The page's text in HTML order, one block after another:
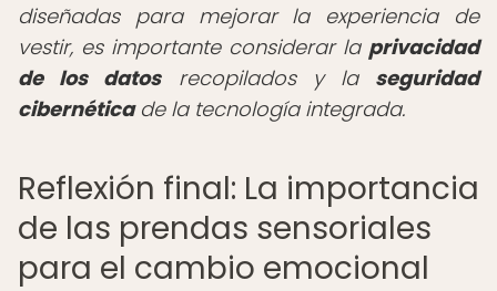
diseñadas para mejorar la experiencia de
vestir, es importante considerar la privacidad
de los datosrecopilados y la seguridad
cibernéticade la tecnología integrada.
Reflexión final: La importancia
de las prendas sensoriales
para el cambio emocional